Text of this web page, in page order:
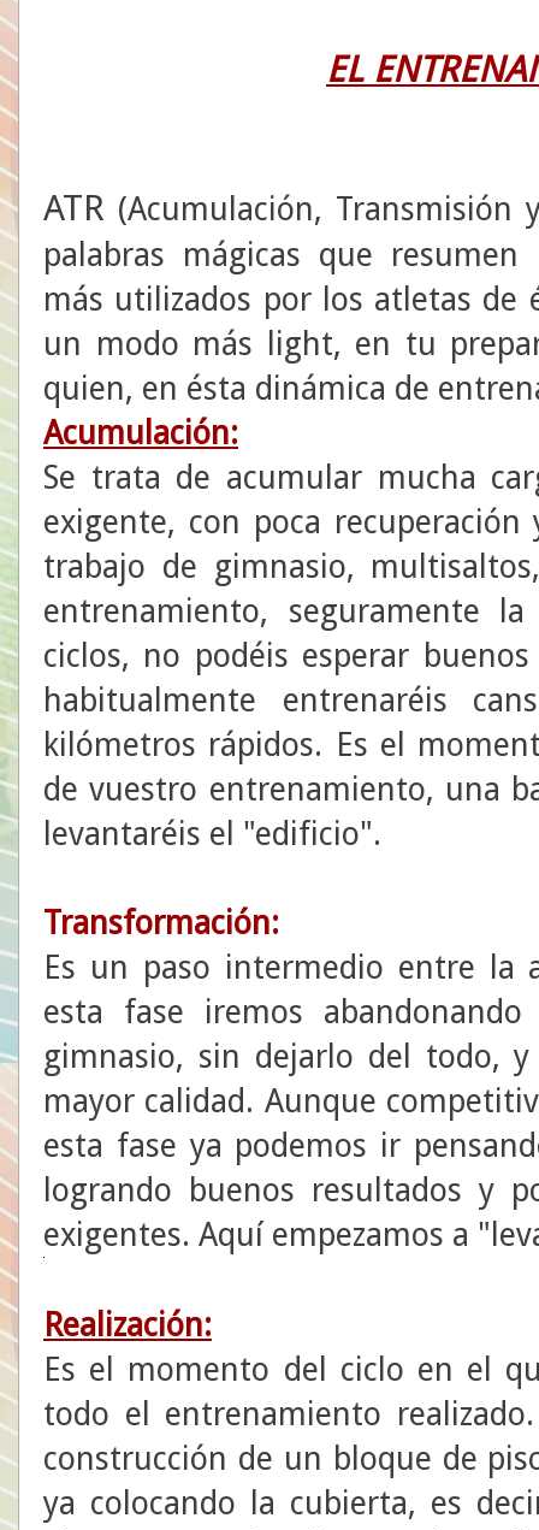
EL
ATR (Acumulación, Transmisión
palabras mágicas que
más utilizados por los atletas de
un modo más light, en tu
quien, en ésta dinámica de
Acumulación:
Se trata de acumular mucha
exigente, con poca
trabajo de gimnasio,
entrenamiento, seguramente
ciclos, no podéis esperar
habitualmente entrenaréis
kilómetros rápidos. Es el
de vuestro entrenamiento, una
levantaréis el "edificio".
Transformación:
Es un paso intermedio entre la
esta fase iremos
gimnasio, sin dejarlo del todo,
mayor calidad. Aunque
esta fase ya podemos ir
logrando buenos resultados y
exigentes. Aquí empezamos a
Realización:
Es el momento del ciclo en el
todo el entrenamiento
construcción de un bloque de
ya colocando la cubierta, es